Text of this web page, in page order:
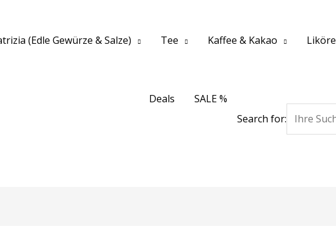
(Edle Gewürze & Salze) Tee Kaffee & Kakao Liköre
Deals
SALE %
Search for: